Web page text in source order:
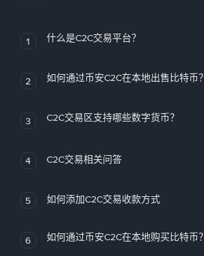
1 什么是C2C交易平台？
2 如何通过币安C2C在本地出售比特币？
3 C2C交易区支持哪些数字货币？
4 C2C交易相关问答
5 如何添加C2C交易收款方式
6 如何通过币安C2C在本地购买比特币？